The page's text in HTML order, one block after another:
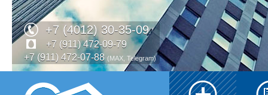
+7 (4012) 30-35-09
+7 (911) 472-09-79
+7 (911) 472-07-88 (MAX, Telegram)